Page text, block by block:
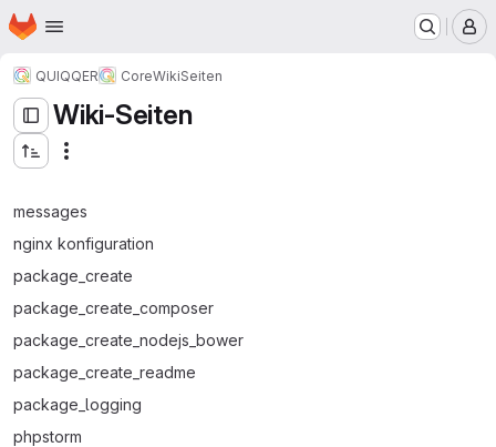
Zum Hauptinhalt springen
Startseite
QUIQQER CoreWikiSeiten
Wiki-Seiten
messages
nginx konfiguration
package_create
package_create_composer
package_create_nodejs_bower
package_create_readme
package_logging
phpstorm